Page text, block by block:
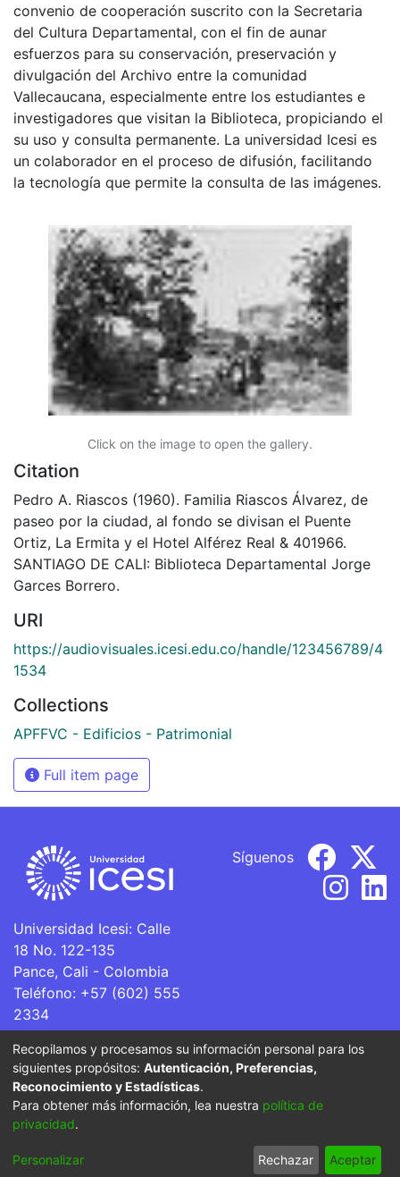
convenio de cooperación suscrito con la Secretaria
del Cultura Departamental, con el fin de aunar
esfuerzos para su conservación, preservación y
divulgación del Archivo entre la comunidad
Vallecaucana, especialmente entre los estudiantes e
investigadores que visitan la Biblioteca, propiciando el
su uso y consulta permanente. La universidad Icesi es
un colaborador en el proceso de difusión, facilitando
la tecnología que permite la consulta de las imágenes.
Click on the image to open the gallery.
Citation
Pedro A. Riascos (1960). Familia Riascos Álvarez, de
paseo por la ciudad, al fondo se divisan el Puente
Ortiz, La Ermita y el Hotel Alférez Real & 401966.
SANTIAGO DE CALI: Biblioteca Departamental Jorge
Garces Borrero.
URI
https://audiovisuales.icesi.edu.co/handle/123456789/4
1534
Collections
APFFVC - Edificios - Patrimonial
Full item page
Universidad Icesi: Calle
18 No. 122-135
Pance, Cali - Colombia
Teléfono: +57 (602) 555
2334
ventanillaunica@icesi.edu.co
Síguenos
La Universidad Icesi es una Institución de Educación
Superior que se encuentra sujeta a inspección y vigilancia
por parte del Ministerio de Educación Nacional.
Cookie
End User
Agreement
Send
Feedback
Recopilamos y procesamos su información personal para los
siguientes propósitos: Autenticación, Preferencias,
Reconocimiento y Estadísticas.
Para obtener más información, lea nuestra política de
privacidad.
Personalizar Rechazar Aceptar